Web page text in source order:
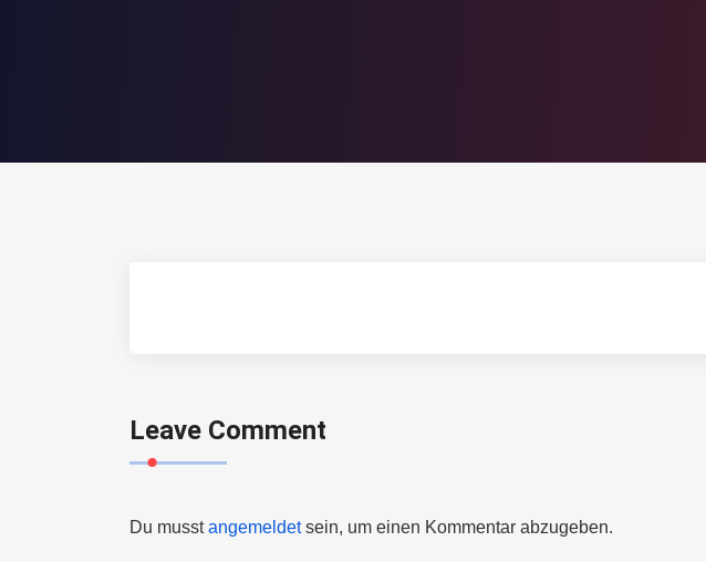
Leave Comment
Du musstangemeldetsein, um einen Kommentar abzugeben.